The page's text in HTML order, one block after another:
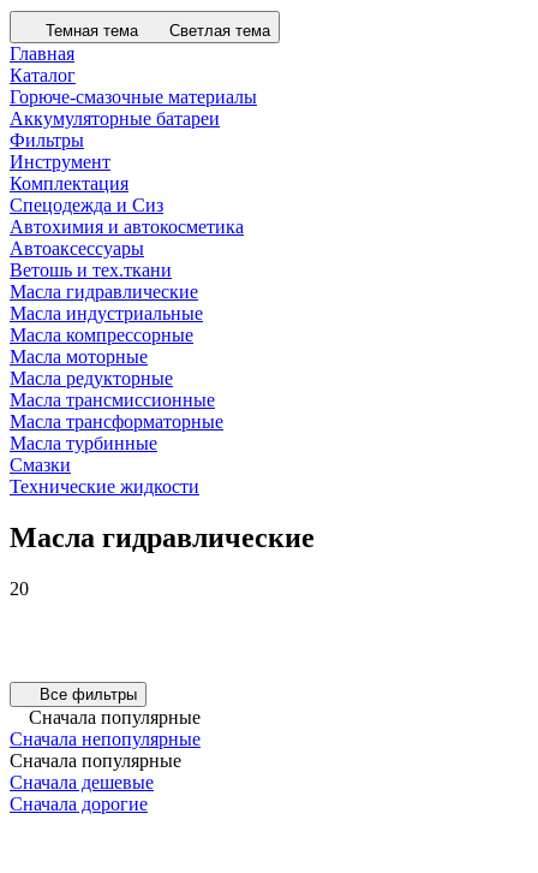
Темная тема Светлая тема
Главная
Каталог
Горюче-смазочные материалы
Аккумуляторные батареи
Фильтры
Инструмент
Комплектация
Спецодежда и Сиз
Автохимия и автокосметика
Автоаксессуары
Ветошь и тех.ткани
Масла гидравлические
Масла индустриальные
Масла компрессорные
Масла моторные
Масла редукторные
Масла трансмиссионные
Масла трансформаторные
Масла турбинные
Смазки
Технические жидкости
Масла гидравлические
20
Все фильтры
Сначала популярные
Сначала непопулярные
Сначала популярные
Сначала дешевые
Сначала дорогие